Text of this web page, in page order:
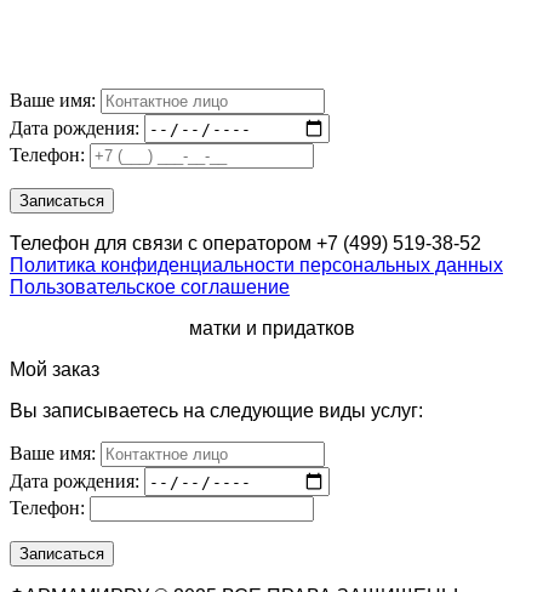
Ваше имя:
Дата рождения:
Телефон:
Телефон для связи с оператором +7 (499) 519-38-52
Политика конфиденциальности персональных данных
Пользовательское соглашение
матки и придатков
Мой заказ
Вы записываетесь на следующие виды услуг:
Ваше имя:
Дата рождения:
Телефон: